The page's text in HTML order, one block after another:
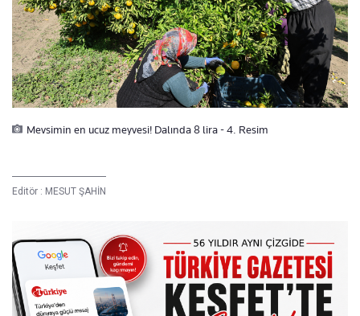
Mevsimin en ucuz meyvesi! Dalında 8 lira - 4. Resim
Editör : MESUT ŞAHİN